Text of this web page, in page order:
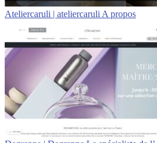
Atelier­caru­li | atelier­caru­li A propos